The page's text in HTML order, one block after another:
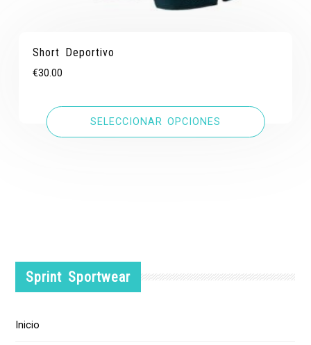
Short Deportivo
€30.00
SELECCIONAR OPCIONES
Sprint Sportwear
Inicio